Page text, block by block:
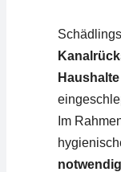
Haushalte
Im